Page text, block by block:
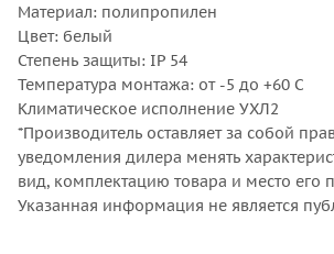
Материал: полипропилен
Цвет: белый
Степень защиты: IP 54
Температура монтажа: от -5 до +60 С
Климатическое исполнение УХЛ2
*Производитель оставляет за собой
уведомления дилера менять
вид, комплектацию товара и место его
Указанная информация не является